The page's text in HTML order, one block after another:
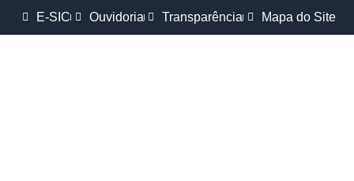
E-SIC Ouvidoria Transparência Mapa do Site